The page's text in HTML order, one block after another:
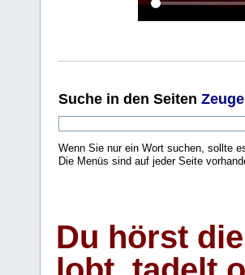
Suche in den Seiten
Wenn Sie nur ein Wort suchen, sollte
Die Menüs sind auf jeder Seite
Du hörst